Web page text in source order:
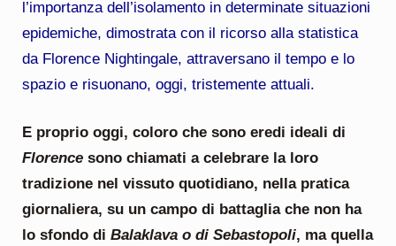
l’importanza dell’isolamento in determinate situazioni
epidemiche, dimostrata con il ricorso alla statistica
da Florence Nightingale, attraversano il tempo e lo
spazio e risuonano, oggi, tristemente attuali.
E proprio oggi, coloro che sono eredi ideali di
Florencesono chiamati a celebrare la loro
tradizione nel vissuto quotidiano, nella pratica
giornaliera, su un campo di battaglia che non ha
lo sfondo di Balaklava o di Sebastopoli, ma quella